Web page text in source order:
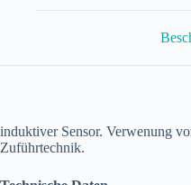
Menge
induktiver Sensor. Verwenung
Zuführtechnik.